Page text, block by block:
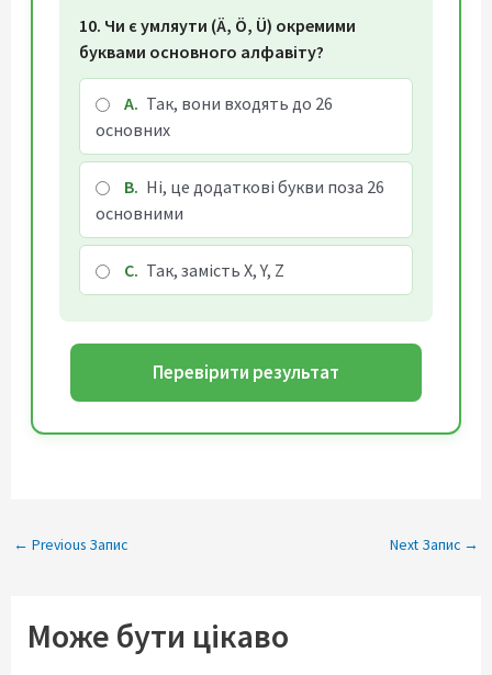
10. Чи є умляути (Ä, Ö, Ü) окремими
буквами основного алфавіту?
A. Так, вони входять до 26
основних
B. Ні, це додаткові букви поза 26
основними
C. Так, замість X, Y, Z
Перевірити результат
← Previous Запис Next Запис →
Може бути цікаво